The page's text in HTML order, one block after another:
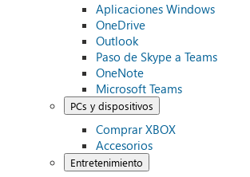
Aplicaciones Windows
OneDrive
Outlook
Paso de Skype a Teams
OneNote
Microsoft Teams
PCs y dispositivos
Comprar XBOX
Accesorios
Entretenimiento